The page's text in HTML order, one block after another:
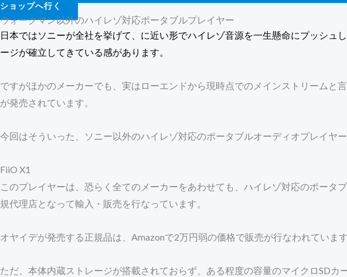
ショップへ行く
ウォークマン以外のハイレゾ対応ポータブルプレイヤー
日本ではソニーが全社を挙げて、に近い形でハイレゾ音源を一生懸命にプッシ
ージが確立してきている感があります。
ですがほかのメーカーでも、実はローエンドから現時点でのメインストリーム
が発売されています。
今回はそういった、ソニー以外のハイレゾ対応のポータブルオーディオプレイヤー
FiiO X1
このプレイヤーは、恐らく全てのメーカーをあわせても、ハイレゾ対応のポー
規代理店となって輸入・販売を行なっています。
オヤイデが発売する正規品は、Amazonで2万円弱の価格で販売が行なわれています
ただ、本体内蔵ストレージが搭載されておらず、ある程度の容量のマイクロSD